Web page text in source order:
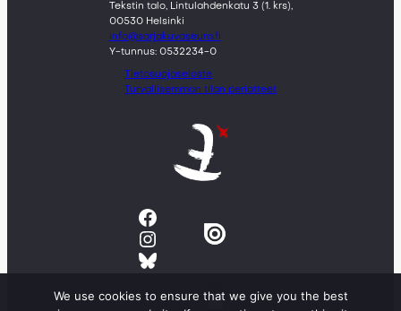
Tekstin talo, Lintulahdenkatu 3 (1. krs),
00530 Helsinki
info@sarjakuvaseura.fi
Y-tunnus: 0532234-0
Tietosuojaseloste
Turvallisemman tilan periatteet
Facebook
Instagram
Bluesky
We use cookies to ensure that we give you the best